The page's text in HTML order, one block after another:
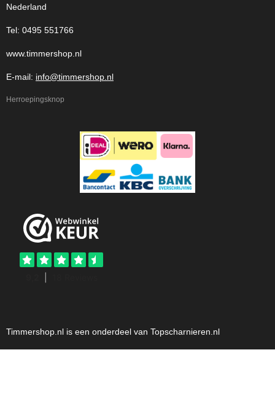
Nederland
Tel: 0495 551766
www.timmershop.nl
E-mail: info@timmershop.nl
Herroepingsknop
Timmershop.nl is een onderdeel van Topscharnieren.nl